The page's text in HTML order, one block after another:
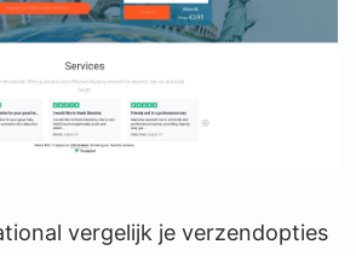
vergelijk je verzendopties